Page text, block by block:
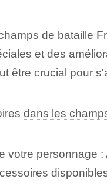
de bataille
et des
être crucial pour
dans les
votre personnage